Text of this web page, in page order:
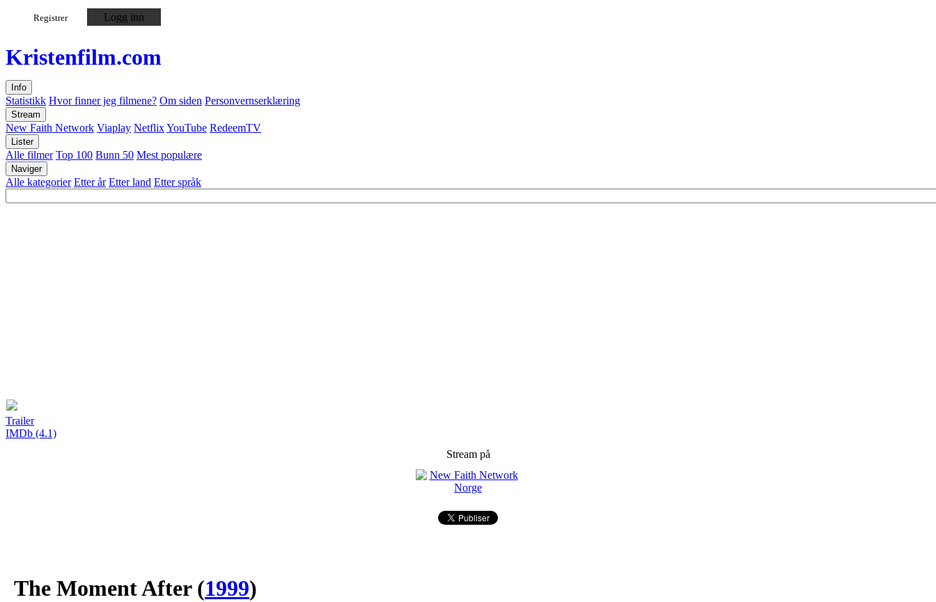
Registrer Logg inn
Kristenfilm.com
Info
Statistikk Hvor finner jeg filmene? Om siden Personvernserklæring
Stream
New Faith Network Viaplay NetflixYouTube RedeemTV
Lister
Alle filmer Top 100 Bunn 50 Mest populære
Naviger
Alle kategorier Etter år Etter land Etter språk
Trailer
IMDb (4.1)
Stream på
The Moment After(1999)